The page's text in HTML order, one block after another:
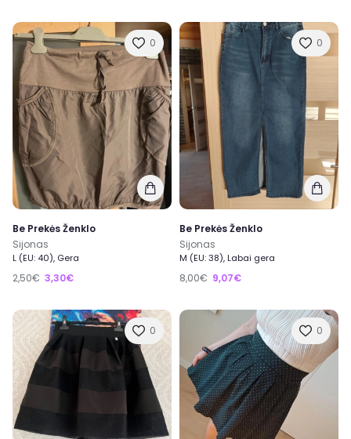
0
Be Prekės Ženklo
Sijonas
L (EU: 40), Gera
2,50€ 3,30€
0
Be Prekės Ženklo
Sijonas
M (EU: 38), Labai gera
8,00€ 9,07€
0 0